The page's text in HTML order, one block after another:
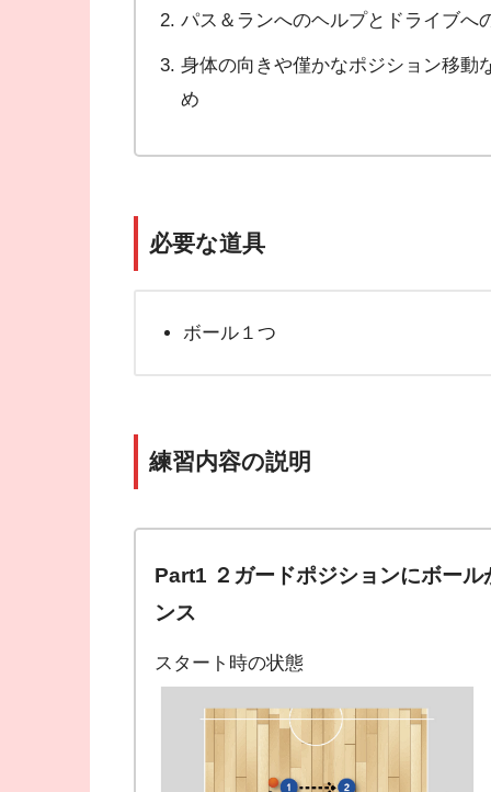
パス＆ランへのヘルプとドライブへ
身体の向きや僅かなポジション移動
め
必要な道具
ボール１つ
練習内容の説明
Part1 ２ガードポジションにボー
ンス
スタート時の状態